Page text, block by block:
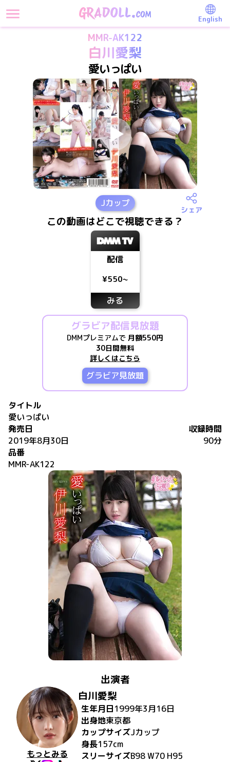
English
MMR-AK122
白川愛梨
愛いっぱい
Jカップ
シェア
この動画はどこで視聴できる？
配信
¥550~
みる
グラビア配信見放題
DMMプレミアムで 月額550円
30日間無料
詳しくはこちら
グラビア見放題
タイトル
愛いっぱい
発売日
2019年8月30日
収録時間
90分
品番
MMR-AK122
出演者
もっとみる
白川愛梨
生年月日1999年3月16日
出身地東京都
カップサイズJカップ
身長157cm
スリーサイズB98 W70 H95